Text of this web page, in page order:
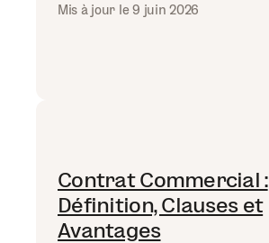
Mis à jour le 9 juin 2026
Contrat Commercial :
Définition, Clauses et
Avantages